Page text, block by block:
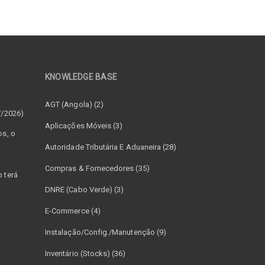
2026)
o
terá
KNOWLEDGE BASE
AGT (Angola) (2)
Aplicações Móveis (3)
Autoridade Tributária E Aduaneira (28)
Compras & Fornecedores (35)
DNRE (Cabo Verde) (3)
E-Commerce (4)
Instalação/Config./Manutenção (9)
Inventário (Stocks) (36)